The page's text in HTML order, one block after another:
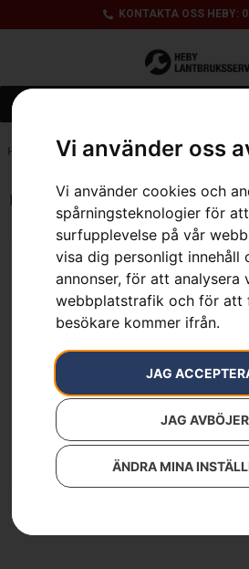
Vi använder oss
Vi använder cookies och
spårningsteknologier för
surfupplevelse på vår
visa dig personligt innehåll
annonser, för att analysera
webbplatstrafik och för att
besökare kommer ifrån.
JAG
JAG AVBÖJER
ÄNDRA MINA
KONTAKTA OSS HEBY:
Hem K 1260, K 960 / K 970
Endast ett sökresultat
Transportlådor
2 250kr
Läs mer